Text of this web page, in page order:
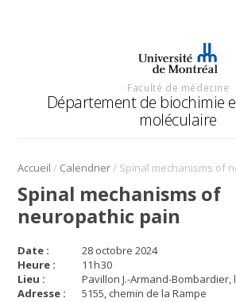
Faculté de médecine
Département de biochimie
moléculaire
Accueil / Calendrier/
Spinal mechanisms of
neuropathic pain
Date :
28 octobre 2024
Heure :
11h30
Lieu :
Pavillon J.-Armand-Bombardier,
Adresse :
5155, chemin de la Rampe